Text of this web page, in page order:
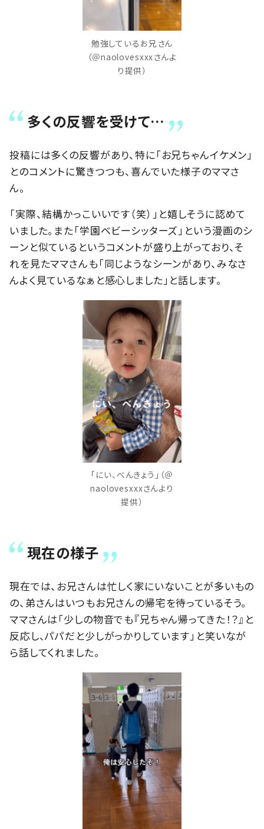
勉強しているお兄さん
（＠naolovesxxxさんよ
り提供）
多くの反響を受けて…
投稿には多くの反響があり、特に「お兄ちゃんイケメン」
とのコメントに驚きつつも、喜んでいた様子のママさ
ん。
「実際、結構かっこいいです（笑）」と嬉しそうに認めて
いました。また「学園ベビーシッターズ」という漫画のシ
ーンと似ているというコメントが盛り上がっており、そ
れを見たママさんも「同じようなシーンがあり、みなさ
んよく見ているなぁと感心しました」と話します。
「にい、べんきょう」（＠
naolovesxxxさんより
提供）
現在の様子
現在では、お兄さんは忙しく家にいないことが多いもの
の、弟さんはいつもお兄さんの帰宅を待っているそう。
ママさんは「少しの物音でも『兄ちゃん帰ってきた！？』と
反応し、パパだと少しがっかりしています」と笑いなが
ら話してくれました。